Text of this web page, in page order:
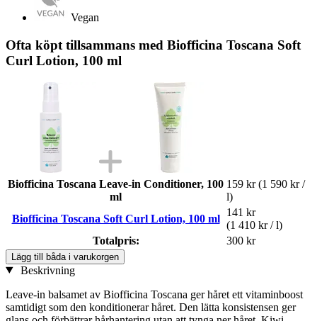
Vegan
Ofta köpt tillsammans med Biofficina Toscana Soft
Curl Lotion, 100 ml
Biofficina Toscana Leave-in Conditioner, 100
ml
159 kr (1 590 kr /
l)
Biofficina Toscana Soft Curl Lotion, 100 ml
141 kr
(1 410 kr / l)
Totalpris:
300 kr
Lägg till båda i varukorgen
Beskrivning
Leave-in balsamet av Biofficina Toscana ger håret ett vitaminboost
samtidigt som den konditionerar håret. Den lätta konsistensen ger